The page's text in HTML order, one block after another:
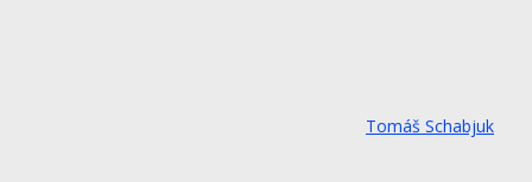
Tomáš Schabjuk